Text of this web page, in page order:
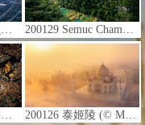
200129 Semuc Champey自然公园，危地马拉 (© Joel Sharpe/Getty Images)
200126 泰姬陵 (© Michele Falzone/plainpicture)